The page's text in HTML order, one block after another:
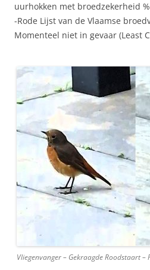
uurhokken met broedzekerheid
-Rode Lijst van de Vlaamse
Momenteel niet in gevaar (Least
Vliegenvanger – Gekraagde Roodstaart